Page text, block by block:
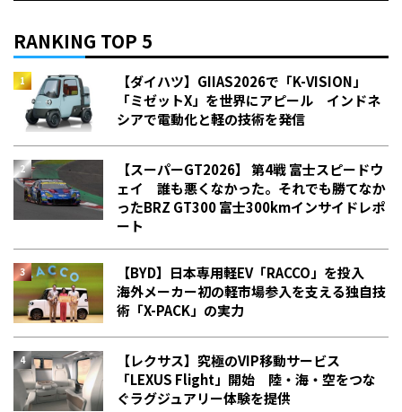
RANKING TOP 5
【ダイハツ】GIIAS2026で「K-VISION」
「ミゼットX」を世界にアピール インドネ
シアで電動化と軽の技術を発信
【スーパーGT2026】 第4戦 富士スピードウ
ェイ 誰も悪くなかった。それでも勝てなか
った――BRZ GT300 富士300kmインサイドレポ
ート
【BYD】日本専用軽EV「RACCO」を投入
海外メーカー初の軽市場参入を支える独自技
術「X-PACK」の実力
【レクサス】究極のVIP移動サービス
「LEXUS Flight」開始 陸・海・空をつな
ぐラグジュアリー体験を提供